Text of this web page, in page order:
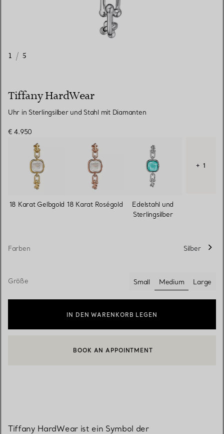
1 / 5
Tiffany HardWear
Uhr in Sterlingsilber und Stahl mit Diamanten
€ 4.950
18 Karat Gelbgold 18 Karat Roségold
Edelstahl und
Sterlingsilber
+ 1
Größe Small
Medium
ausgewählt
Large
Farben Silber
IN DEN WARENKORB LEGEN
EINEN KUNDENBERATER KONTAKTIEREN ODER EINEN
BOOK AN APPOINTMENT
Tiffany HardWear ist ein Symbol der